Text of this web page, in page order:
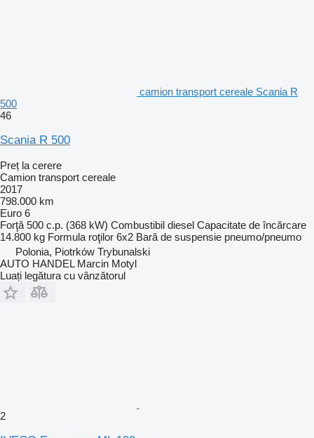
camion transport cereale Scania R
500
46
Scania R 500
Preț la cerere
Camion transport cereale
2017
798.000 km
Euro 6
Forţă 500 c.p. (368 kW) Combustibil diesel Capacitate de încărcare
14.800 kg Formula roţilor 6x2 Bară de suspensie pneumo/pneumo
Polonia, Piotrków Trybunalski
AUTO HANDEL Marcin Motyl
Luați legătura cu vânzătorul
2